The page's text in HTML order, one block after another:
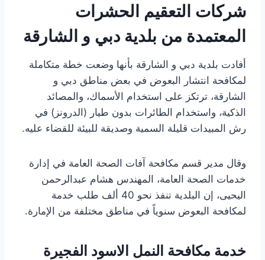
شركات التعقيم الحشرات
المعتمدة من بلدية دبي و الشارقة
أفادت بلدية دبي و الشارقة بأنها وضعت خطة متكاملة
لمكافحة انتشار البعوض في بعض مناطق دبي و
الشارقة، ترتكز على استخدام الأسماك، والمصائد
الذكية، واستخدام الطائرات بدون طيار (الدرونز) في
رش المبيدات قليلة السمية وصديقة للبيئة للقضاء عليه.
وقال مدير قسم مكافحة آفات الصحة العامة في إدارة
خدمات الصحة العامة، المهندس هشام عبدالرحمن
اليحيى، إن البلدية تنفذ نحو 40 ألف طلب خدمة
لمكافحة البعوض سنوياً في مناطق مختلفة من الإمارة.
خدمة مكافحة النمل الاسود الفجيرة